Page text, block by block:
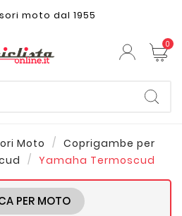
moto dal 1955
0
Moto
Coprigambe per
Yamaha Termoscud
PER MOTO